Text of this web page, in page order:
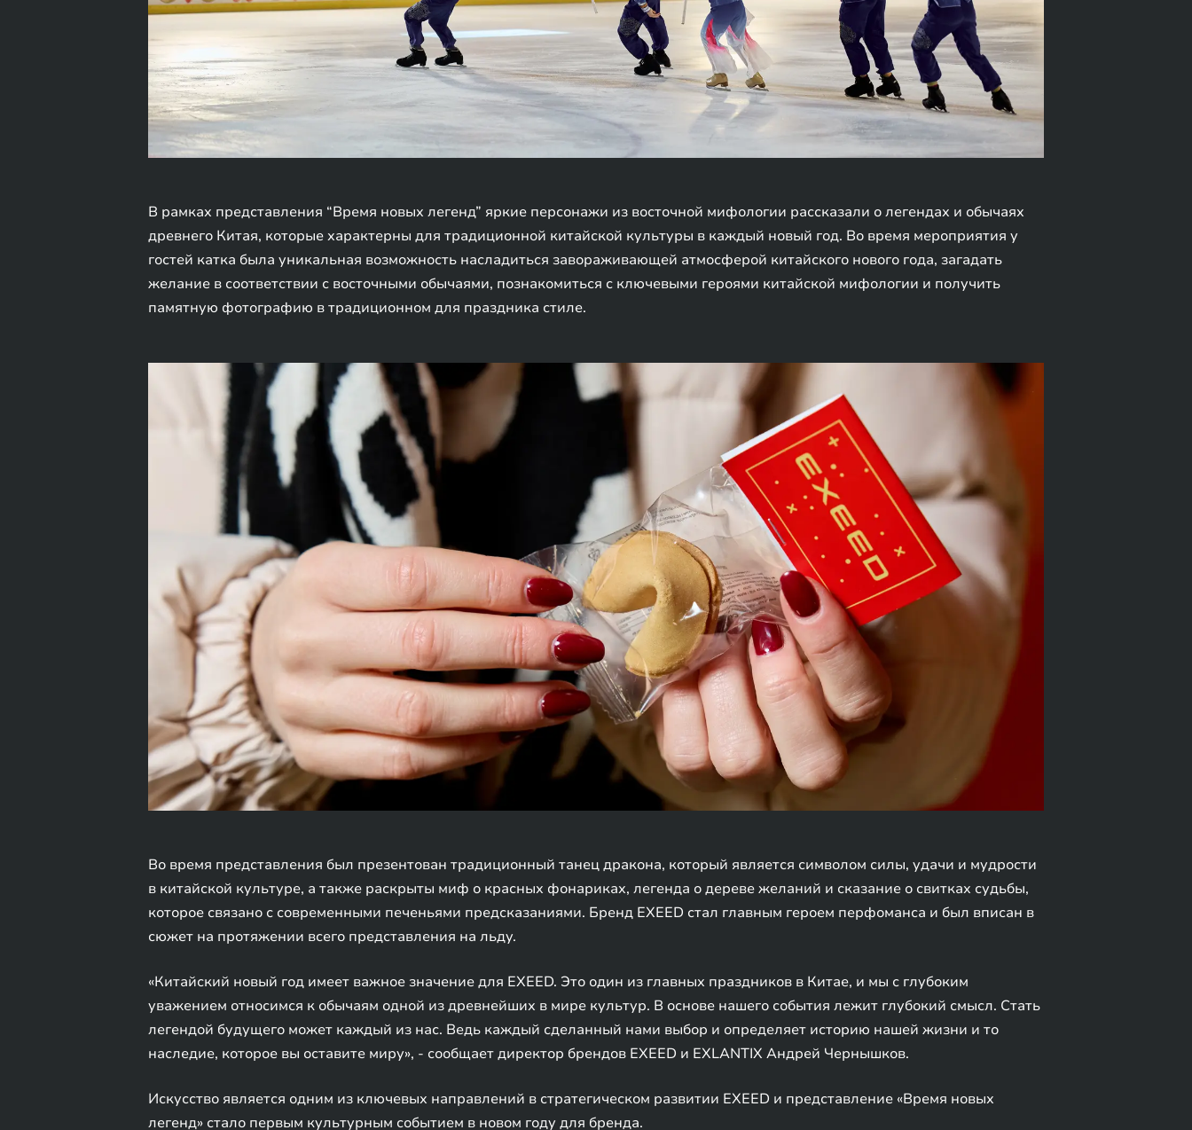
В рамках представления “Время новых легенд” яркие персонажи из восточной мифологии рассказали о легендах и обычаях
древнего Китая, которые характерны для традиционной китайской культуры в каждый новый год. Во время мероприятия у
гостей катка была уникальная возможность насладиться завораживающей атмосферой китайского нового года, загадать
желание в соответствии с восточными обычаями, познакомиться с ключевыми героями китайской мифологии и получить
памятную фотографию в традиционном для праздника стиле.
Во время представления был презентован традиционный танец дракона, который является символом силы, удачи и мудрости
в китайской культуре, а также раскрыты миф о красных фонариках, легенда о дереве желаний и сказание о свитках судьбы,
которое связано с современными печеньями предсказаниями. Бренд EXEED стал главным героем перфоманса и был вписан в
сюжет на протяжении всего представления на льду.
«Китайский новый год имеет важное значение для EXEED. Это один из главных праздников в Китае, и мы с глубоким
уважением относимся к обычаям одной из древнейших в мире культур. В основе нашего события лежит глубокий смысл. Стать
легендой будущего может каждый из нас. Ведь каждый сделанный нами выбор и определяет историю нашей жизни и то
наследие, которое вы оставите миру», - сообщает директор брендов EXEED и EXLANTIX Андрей Чернышков.
Искусство является одним из ключевых направлений в стратегическом развитии EXEED и представление «Время новых
легенд» стало первым культурным событием в новом году для бренда.